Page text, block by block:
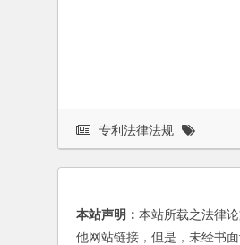
专利法律法规
本站声明： 本站所载之法律
他网站链接，但是，未经书